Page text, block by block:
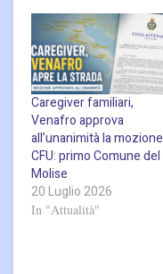
Caregiver familiari,
Venafro approva
all’unanimità la mozione
CFU: primo Comune del
Molise
20 Luglio 2026
In "Attualità"